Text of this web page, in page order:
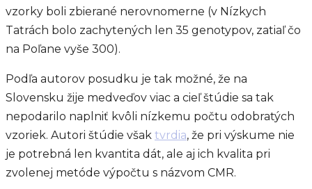
vzorky boli zbierané nerovnomerne (v Nízkych
Tatrách bolo zachytených len 35 genotypov, zatiaľ čo
na Poľane vyše 300).
Podľa autorov posudku je tak možné, že na
Slovensku žije medveďov viac a cieľ štúdie sa tak
nepodarilo naplniť kvôli nízkemu počtu odobratých
vzoriek. Autori štúdie však tvrdia, že pri výskume nie
je potrebná len kvantita dát, ale aj ich kvalita pri
zvolenej metóde výpočtu s názvom CMR.